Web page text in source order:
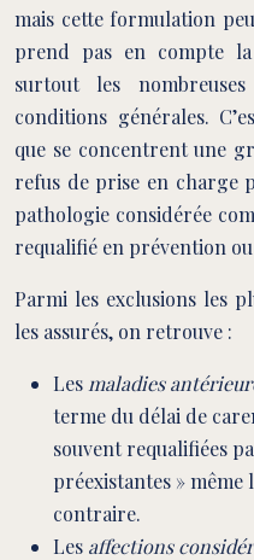
mais cette formulation
prend pas en compte la
surtout les
conditions générales.
que se concentrent une
refus de prise en charge
pathologie considérée
requalifié en prévention
Parmi les exclusions les
les assurés, on retrouve :
Les maladies
terme du délai de
souvent requalifiées
préexistantes »
contraire.
Les affections